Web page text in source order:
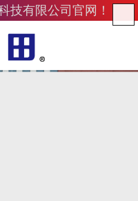
技有限公司官网！